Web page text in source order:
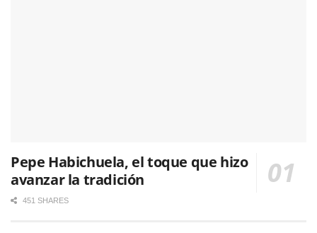
Pepe Habichuela, el toque que hizo
avanzar la tradición
451 SHARES